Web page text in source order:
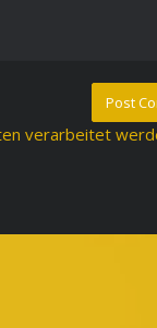
verarbeitet